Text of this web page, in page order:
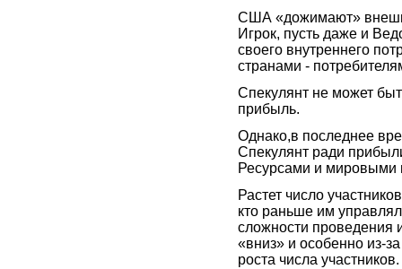
США «дожимают»
Игрок, пусть даже и
своего внутреннего
странами -
Спекулянт не может
прибыль.
Однако,в последнее
Спекулянт ради
Ресурсами и
Растет число
кто раньше им
сложности
«вниз» и особенно из-
роста числа участников.